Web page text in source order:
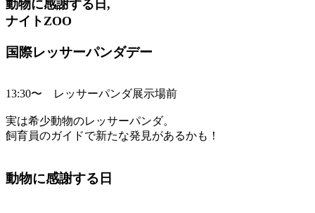
動物に感謝する日,
ナイトZOO
国際レッサーパンダデー
13:30〜 レッサーパンダ展示場前
実は希少動物のレッサーパンダ。
飼育員のガイドで新たな発見があるかも！
動物に感謝する日